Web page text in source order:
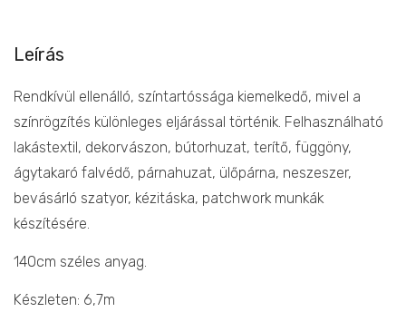
Leírás
Rendkívül ellenálló, színtartóssága kiemelkedő, mivel a
színrögzítés különleges eljárással történik. Felhasználható
lakástextil, dekorvászon, bútorhuzat, terítő, függöny,
ágytakaró falvédő, párnahuzat, ülőpárna, neszeszer,
bevásárló szatyor, kézitáska, patchwork munkák
készítésére.
140cm széles anyag.
Készleten: 6,7m